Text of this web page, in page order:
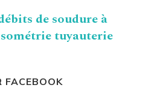
de soudure à
tuyauterie
FACEBOOK